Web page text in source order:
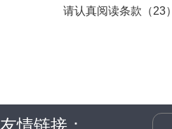
请认真阅读条款（23）